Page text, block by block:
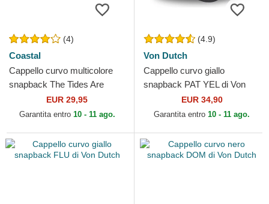
(4)
Coastal
Cappello curvo multicolore
snapback The Tides Are
Getting Higher HFT di
Coastal
EUR 29,95
Garantita entro 10 - 11 ago.
(4.9)
Von Dutch
Cappello curvo giallo
snapback PAT YEL di Von
EUR 34,90
Garantita entro 10 - 11 ago.